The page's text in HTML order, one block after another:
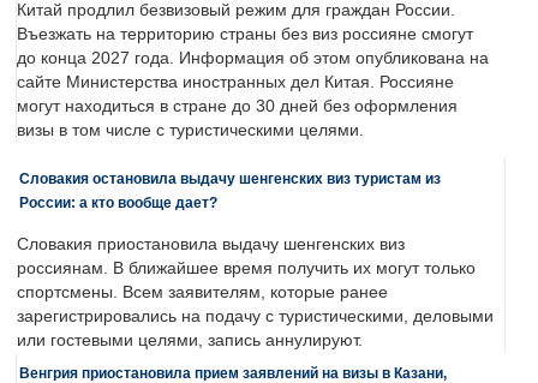
Китай продлил безвизовый режим для граждан России.
Въезжать на территорию страны без виз россияне смогут
до конца 2027 года. Информация об этом опубликована на
сайте Министерства иностранных дел Китая. Россияне
могут находиться в стране до 30 дней без оформления
визы в том числе с туристическими целями.
Словакия остановила выдачу шенгенских виз туристам из
России: а кто вообще дает?
Словакия приостановила выдачу шенгенских виз
россиянам. В ближайшее время получить их могут только
спортсмены. Всем заявителям, которые ранее
зарегистрировались на подачу с туристическими, деловыми
или гостевыми целями, запись аннулируют.
Венгрия приостановила прием заявлений на визы в Казани,